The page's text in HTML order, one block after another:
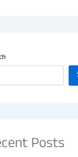
Posts